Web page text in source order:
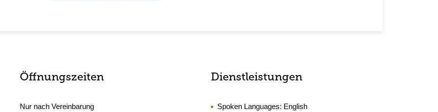
Öffnungszeiten
Nur nach Vereinbarung
Dienstleistungen
Spoken Languages: English